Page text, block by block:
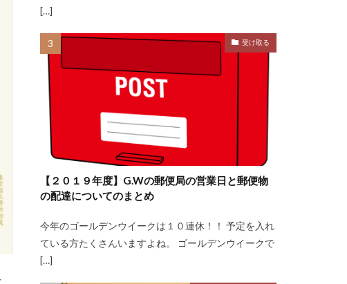
[…]
受け取る
【２０１９年度】G.Wの郵便局の営業日と郵便物
の配達についてのまとめ
今年のゴールデンウイークは１０連休！！ 予定を入れ
ている方たくさんいますよね。 ゴールデンウイークで
[…]